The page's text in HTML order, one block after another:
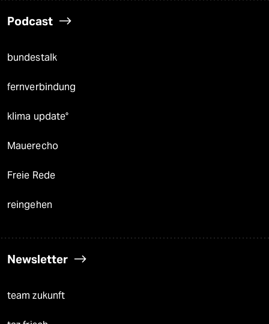
Podcast
bundestalk
fernverbindung
klima update°
Mauerecho
Freie Rede
reingehen
Newsletter
team zukunft